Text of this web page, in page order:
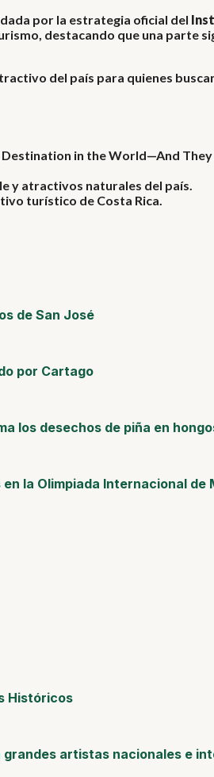
por la estrategia oficial del
destacando que una
del país para quienes
in the World—And
y atractivos naturales del país.
turístico de Costa Rica.
de San José
por Cartago
los desechos de piña en
la Olimpiada Internacional de
Históricos
grandes artistas nacionales e